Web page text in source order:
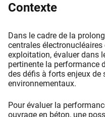
Contexte
Dans le cadre de la
centrales
exploitation, évaluer dans
pertinente la performance
des défis à forts enjeux de
environnementaux.
Pour évaluer la
ouvrage en béton, une